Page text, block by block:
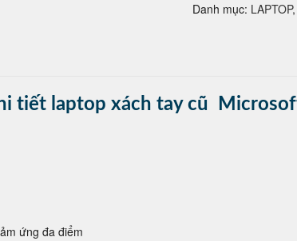
Danh mục: LAPTOP,
tiết laptop xách tay cũ
ứng đa điểm